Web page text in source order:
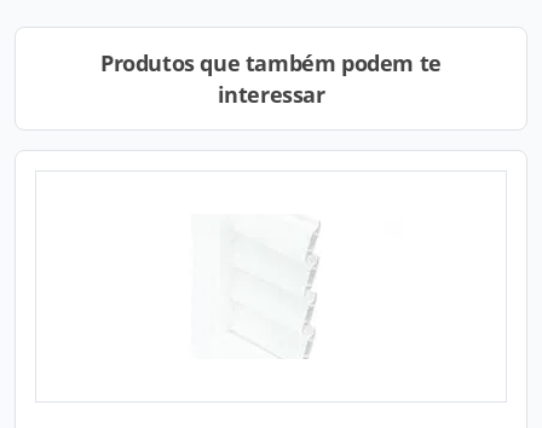
Produtos que também podem te
interessar